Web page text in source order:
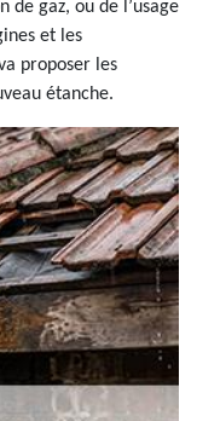
de gaz, ou de l’usage
et les
proposer les
étanche.